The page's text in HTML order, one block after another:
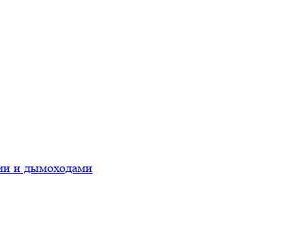
и дымоходами